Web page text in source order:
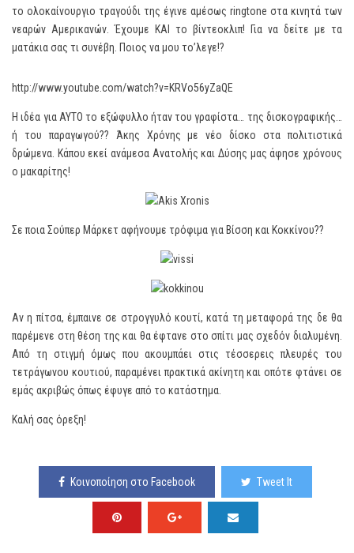
το ολοκαίνουργιο τραγούδι της έγινε αμέσως ringtone στα κινητά των
νεαρών Αμερικανών. Έχουμε ΚΑΙ το βίντεοκλιπ! Για να δείτε με τα
ματάκια σας τι συνέβη. Ποιος να μου το’λεγε!?
http://www.youtube.com/watch?v=KRVo56yZaQE
Η ιδέα για ΑΥΤΟ το εξώφυλλο ήταν του γραφίστα… της δισκογραφικής…
ή του παραγωγού?? Άκης Χρόνης με νέο δίσκο στα πολιτιστικά
δρώμενα. Κάπου εκεί ανάμεσα Ανατολής και Δύσης μας άφησε χρόνους
ο μακαρίτης!
Σε ποια Σούπερ Μάρκετ αφήνουμε τρόφιμα για Βίσση και Κοκκίνου??
Αν η πίτσα, έμπαινε σε στρογγυλό κουτί, κατά τη μεταφορά της δε θα
παρέμενε στη θέση της και θα έφτανε στο σπίτι μας σχεδόν διαλυμένη.
Από τη στιγμή όμως που ακουμπάει στις τέσσερεις πλευρές του
τετράγωνου κουτιού, παραμένει πρακτικά ακίνητη και οπότε φτάνει σε
εμάς ακριβώς όπως έφυγε από το κατάστημα.
Καλή σας όρεξη!
Κοινοποίηση στο Facebook Tweet It